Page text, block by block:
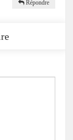
Répondre